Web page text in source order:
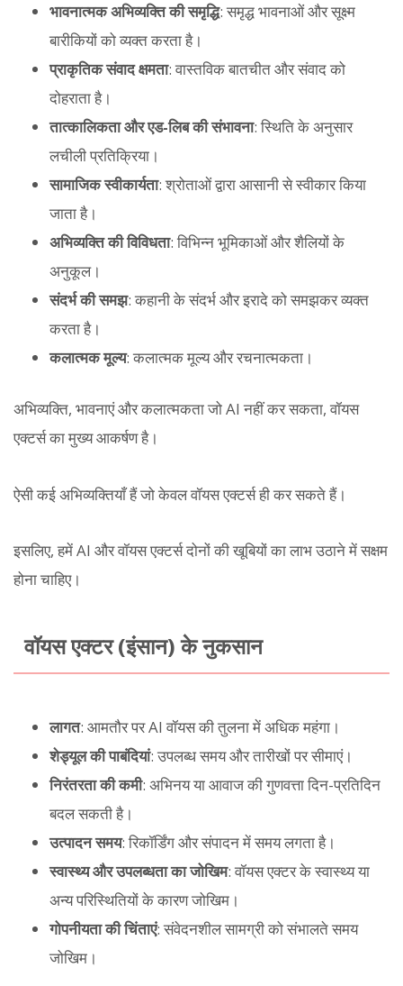
भावनात्मक अभिव्यक्ति की समृद्धि: समृद्ध भावनाओं और सूक्ष्म
बारीकियों को व्यक्त करता है।
प्राकृतिक संवाद क्षमता: वास्तविक बातचीत और संवाद को
दोहराता है।
तात्कालिकता और एड-लिब की संभावना: स्थिति के अनुसार
लचीली प्रतिक्रिया।
सामाजिक स्वीकार्यता: श्रोताओं द्वारा आसानी से स्वीकार किया
जाता है।
अभिव्यक्ति की विविधता: विभिन्न भूमिकाओं और शैलियों के
अनुकूल।
संदर्भ की समझ: कहानी के संदर्भ और इरादे को समझकर व्यक्त
करता है।
कलात्मक मूल्य: कलात्मक मूल्य और रचनात्मकता।
अभिव्यक्ति, भावनाएं और कलात्मकता जो AI नहीं कर सकता, वॉयस
एक्टर्स का मुख्य आकर्षण है।
ऐसी कई अभिव्यक्तियाँ हैं जो केवल वॉयस एक्टर्स ही कर सकते हैं।
इसलिए, हमें AI और वॉयस एक्टर्स दोनों की खूबियों का लाभ उठाने में सक्षम
होना चाहिए।
वॉयस एक्टर (इंसान) के नुकसान
लागत: आमतौर पर AI वॉयस की तुलना में अधिक महंगा।
शेड्यूल की पाबंदियां: उपलब्ध समय और तारीखों पर सीमाएं।
निरंतरता की कमी: अभिनय या आवाज की गुणवत्ता दिन-प्रतिदिन
बदल सकती है।
उत्पादन समय: रिकॉर्डिंग और संपादन में समय लगता है।
स्वास्थ्य और उपलब्धता का जोखिम: वॉयस एक्टर के स्वास्थ्य या
अन्य परिस्थितियों के कारण जोखिम।
गोपनीयता की चिंताएं: संवेदनशील सामग्री को संभालते समय
जोखिम।